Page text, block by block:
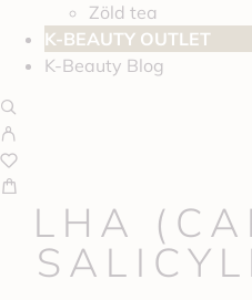
Zöld tea
K-BEAUTY OUTLET
K-Beauty Blog
LHA